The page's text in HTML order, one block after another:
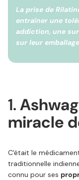
La prise de
entraîner une
addiction, une
sur leur
1.
miracle
C'était le
traditionnelle
connu pour ses